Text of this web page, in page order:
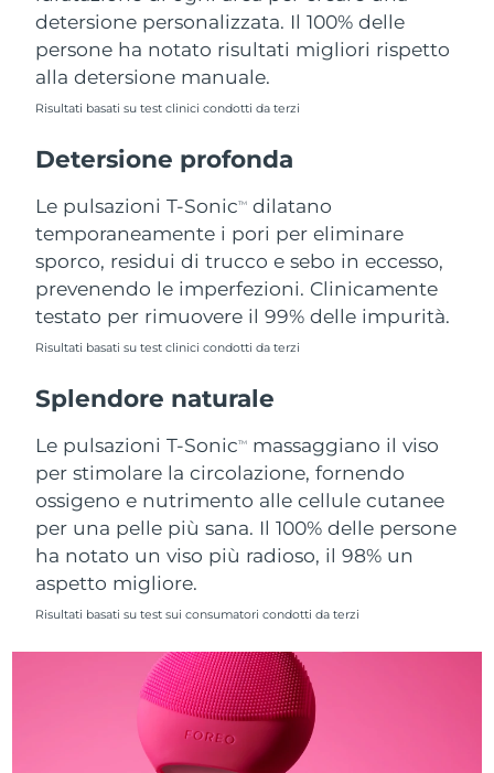
detersione personalizzata. Il 100% delle
persone ha notato risultati migliori rispetto
alla detersione manuale.
Risultati basati su test clinici condotti da terzi
Detersione profonda
Le pulsazioni T-SonicTM
dilatano
temporaneamente i pori per eliminare
sporco, residui di trucco e sebo in eccesso,
prevenendo le imperfezioni. Clinicamente
testato per rimuovere il 99% delle impurità.
Risultati basati su test clinici condotti da terzi
Splendore naturale
Le pulsazioni T-SonicTM
massaggiano il viso
per stimolare la circolazione, fornendo
ossigeno e nutrimento alle cellule cutanee
per una pelle più sana. Il 100% delle persone
ha notato un viso più radioso, il 98% un
aspetto migliore.
Risultati basati su test sui consumatori condotti da terzi
Filippine Consegna stimata8/14/26
Polonia
Qatar Consegna stimata
Riunione Consegna stimata 8/16/26
Romania Consegna stimata
Russia
Arabia Saudita Consegna stimata 8/12/26
Singapore Consegna stimata
Slovacchia Consegna stimata 8/11/26
Slovenia
Corea del Sud Consegna stimata
Consegna stimata